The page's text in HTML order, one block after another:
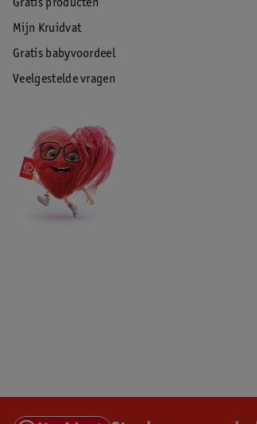
Gratis producten
Mijn Kruidvat
Gratis babyvoordeel
Veelgestelde vragen